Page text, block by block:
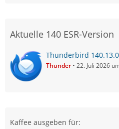
Aktuelle 140 ESR-Version
Thunderbird
Thunder 22. Juli 2026
Kaffee ausgeben für: